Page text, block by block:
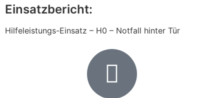
Einsatzbericht:
Hilfeleistungs-Einsatz – H0 – Notfall hinter Tür